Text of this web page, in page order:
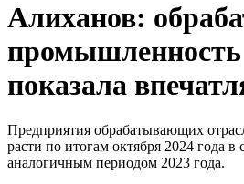
Алиханов:
промышленность
показала
Предприятия обрабатывающих
расти по итогам октября 2024 года в
аналогичным периодом 2023 года.